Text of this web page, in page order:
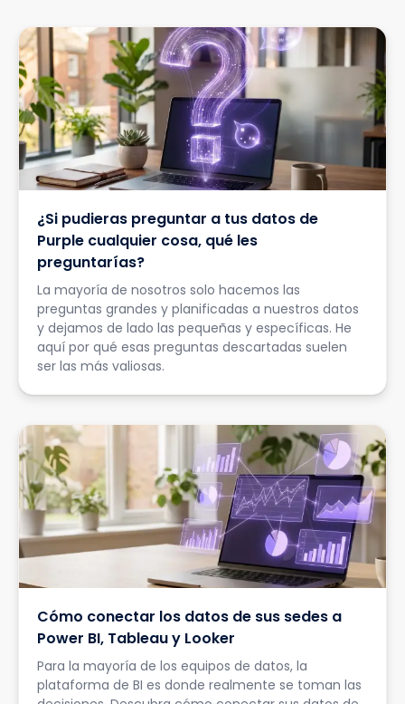
¿Si pudieras preguntar a tus datos de
Purple cualquier cosa, qué les
preguntarías?
La mayoría de nosotros solo hacemos las
preguntas grandes y planificadas a nuestros datos
y dejamos de lado las pequeñas y específicas. He
aquí por qué esas preguntas descartadas suelen
ser las más valiosas.
Cómo conectar los datos de sus sedes a
Power BI, Tableau y Looker
Para la mayoría de los equipos de datos, la
plataforma de BI es donde realmente se toman las